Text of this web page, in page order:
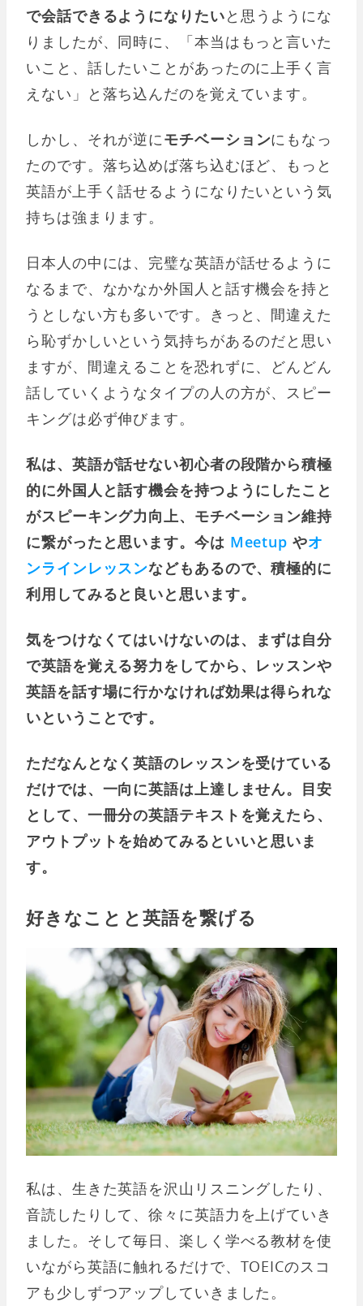
で会話できるようになりたいと思うようにな
りましたが、同時に、「本当はもっと言いた
いこと、話したいことがあったのに上手く言
えない」と落ち込んだのを覚えています。
しかし、それが逆にモチベーションにもなっ
たのです。落ち込めば落ち込むほど、もっと
英語が上手く話せるようになりたいという気
持ちは強まります。
日本人の中には、完璧な英語が話せるように
なるまで、なかなか外国人と話す機会を持と
うとしない方も多いです。きっと、間違えた
ら恥ずかしいという気持ちがあるのだと思い
ますが、間違えることを恐れずに、どんどん
話していくようなタイプの人の方が、スピー
キングは必ず伸びます。
私は、英語が話せない初心者の段階から積極
的に外国人と話す機会を持つようにしたこと
がスピーキング力向上、モチベーション維持
に繋がったと思います。今は Meetup やオ
ンラインレッスンなどもあるので、積極的に
利用してみると良いと思います。
気をつけなくてはいけないのは、
まずは自分
で英語を覚える努力をしてから、レッスンや
英語を話す場に行かなければ効果は得られな
いということです。
ただなんとなく英語のレッスンを受けている
だけでは、一向に英語は上達しません。 目安
として、一冊分の英語テキストを覚えたら、
アウトプットを始めてみるといいと思いま
す。
好きなことと英語を繋げる
私は、生きた英語を沢山リスニングしたり、
音読したりして、徐々に英語力を上げていき
ました。そして毎日、楽しく学べる教材を使
いながら英語に触れるだけで、TOEICのスコ
アも少しずつアップしていきました。